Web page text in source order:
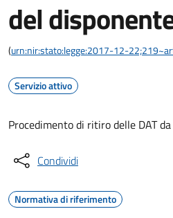
del
(urn:nir:stato:legge:2017-12-
Servizio attivo
Procedimento di ritiro delle DAT
Condividi
Normativa di riferimento